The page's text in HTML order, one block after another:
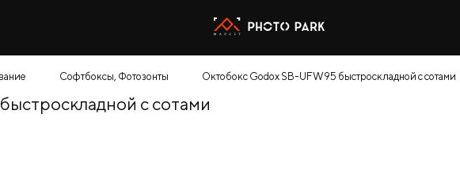
Софтбоксы, Фотозонты Октобокс Godox SB-UFW95 быстроскладной с сотами
с сотами